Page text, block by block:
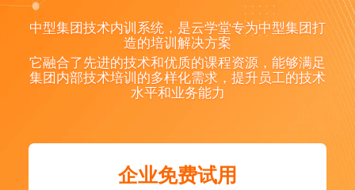
中型集团技术内训系统，是云学堂专为中型集团打
造的培训解决方案
它融合了先进的技术和优质的课程资源，能够满足
集团内部技术培训的多样化需求，提升员工的技术
水平和业务能力
企业免费试用